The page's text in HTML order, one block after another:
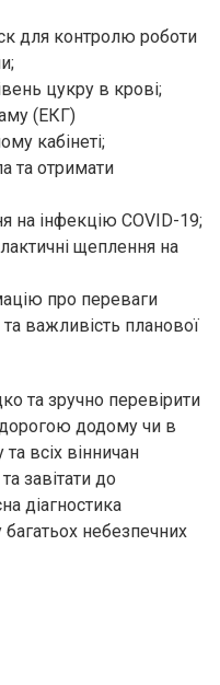
для контролю роботи
цукру в крові;
(ЕКГ)
кабінеті;
та отримати
на інфекцію COVID-19;
щеплення на
про переваги
важливість планової
та зручно перевірити
дорогою додому чи в
всіх вінничан
завітати до
діагностика
небезпечних